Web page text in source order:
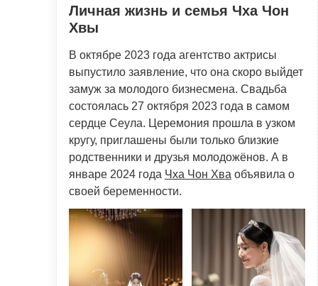
Личная жизнь и семья Чха Чон
Хвы
В октябре 2023 года агентство актрисы
выпустило заявление, что она скоро выйдет
замуж за молодого бизнесмена. Свадьба
состоялась 27 октября 2023 года в самом
сердце Сеула. Церемония прошла в узком
кругу, приглашены были только близкие
родственники и друзья молодожёнов. А в
январе 2024 года Чха Чон Хва объявила о
своей беременности.